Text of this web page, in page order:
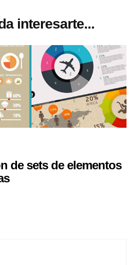
interesarte...
de sets de elementos